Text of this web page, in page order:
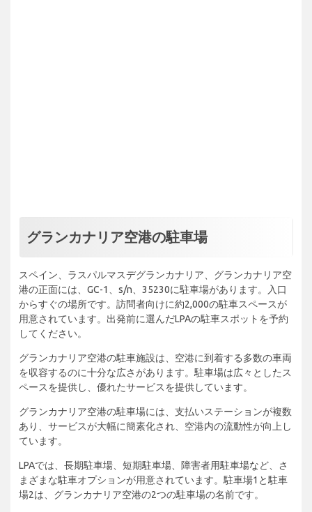
グランカナリア空港の駐車場
スペイン、ラスパルマスデグランカナリア、グランカナリア空
港の正面には、GC-1、s/n、35230に駐車場があります。入口
からすぐの場所です。訪問者向けに約2,000の駐車スペースが
用意されています。出発前に選んだLPAの駐車スポットを予約
してください。
グランカナリア空港の駐車施設は、空港に到着する多数の車両
を収容するのに十分な広さがあります。駐車場は広々としたス
ペースを提供し、優れたサービスを提供しています。
グランカナリア空港の駐車場には、支払いステーションが複数
あり、サービスが大幅に簡素化され、空港内の流動性が向上し
ています。
LPAでは、長期駐車場、短期駐車場、障害者用駐車場など、さ
まざまな駐車オプションが用意されています。駐車場1と駐車
場2は、グランカナリア空港の2つの駐車場の名前です。